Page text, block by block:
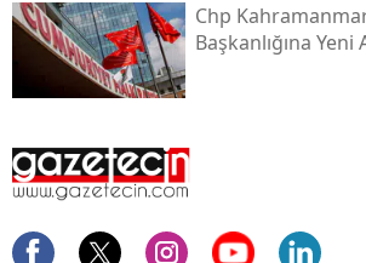
Chp
Başkanlığına Yeni